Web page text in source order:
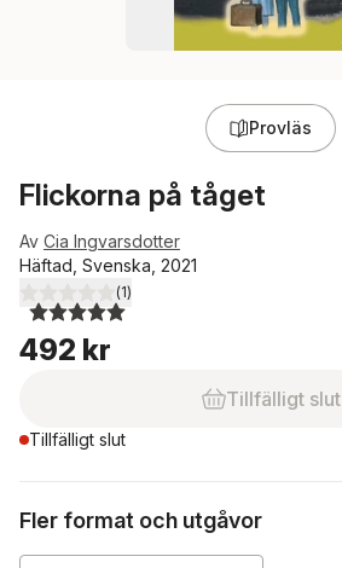
Provläs
Flickorna på tåget
Av Cia Ingvarsdotter
Häftad, Svenska, 2021
5,0utav 5 stjärnor. Totalt antal röster:
(1)
492 kr
Tillfälligt slut
Tillfälligt slut
Fler format och utgåvor